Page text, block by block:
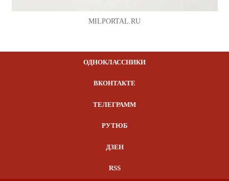
MILPORTAL.RU
ОДНОКЛАССНИКИ
ВКОНТАКТЕ
ТЕЛЕГРАММ
РУТЮБ
ДЗЕН
RSS